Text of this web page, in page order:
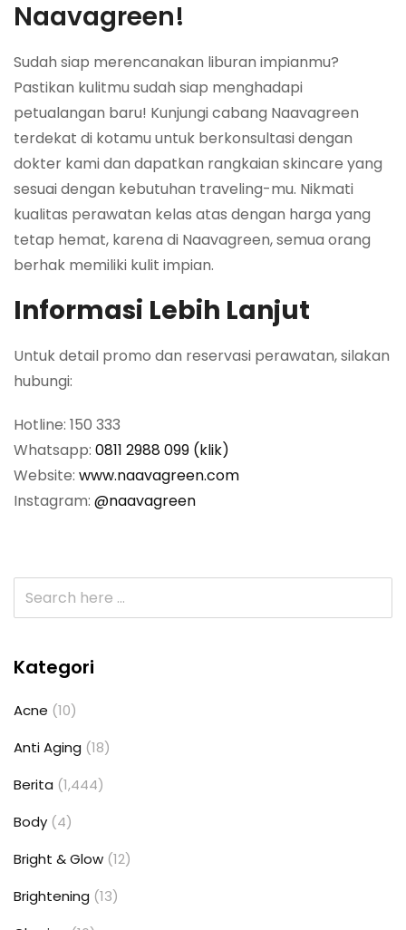
Naavagreen!
Sudah siap merencanakan liburan impianmu?
Pastikan kulitmu sudah siap menghadapi
petualangan baru! Kunjungi cabang Naavagreen
terdekat di kotamu untuk berkonsultasi dengan
dokter kami dan dapatkan rangkaian skincare yang
sesuai dengan kebutuhan traveling-mu. Nikmati
kualitas perawatan kelas atas dengan harga yang
tetap hemat, karena di Naavagreen, semua orang
berhak memiliki kulit impian.
Informasi Lebih Lanjut
Untuk detail promo dan reservasi perawatan, silakan
hubungi:
Hotline: 150 333
Whatsapp: 0811 2988 099 (klik)
Website: www.naavagreen.com
Instagram: @naavagreen
Kategori
Acne (10)
Anti Aging (18)
Berita (1,444)
Body (4)
Bright & Glow (12)
Brightening (13)